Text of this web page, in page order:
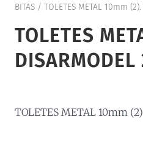
BITAS/ TOLETES METAL 10mm
TOLETES
TOLETES METAL 10mm